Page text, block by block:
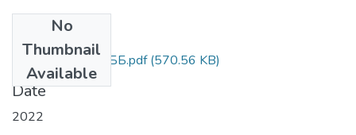
No
Thumbnail
Available
МВ_до_кр__з_ВББ.pdf(570.56 KB)
Date
2022